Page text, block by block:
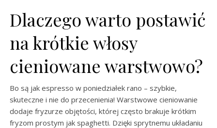
Dlaczego warto postawić
na krótkie włosy
cieniowane warstwowo?
Bo są jak espresso w poniedziałek rano – szybkie,
skuteczne i nie do przecenienia! Warstwowe cieniowanie
dodaje fryzurze objętości, której często brakuje krótkim
fryzom prostym jak spaghetti. Dzięki sprytnemu układaniu